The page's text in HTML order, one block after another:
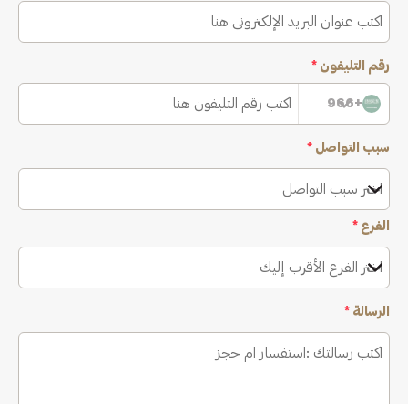
رقم التليفون *
+966
سبب التواصل *
اختر سبب التواصل
الفرع *
اختر الفرع الأقرب إليك
الرسالة *